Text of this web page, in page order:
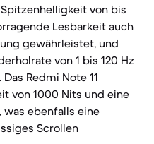
von bis
Lesbarkeit auch
gewährleistet, und
von 1 bis 120 Hz
Redmi Note 11
von 1000 Nits und eine
was ebenfalls eine
Scrollen